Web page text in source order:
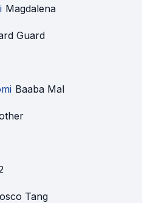
Magdalena
Guard
Baaba Mal
Tang